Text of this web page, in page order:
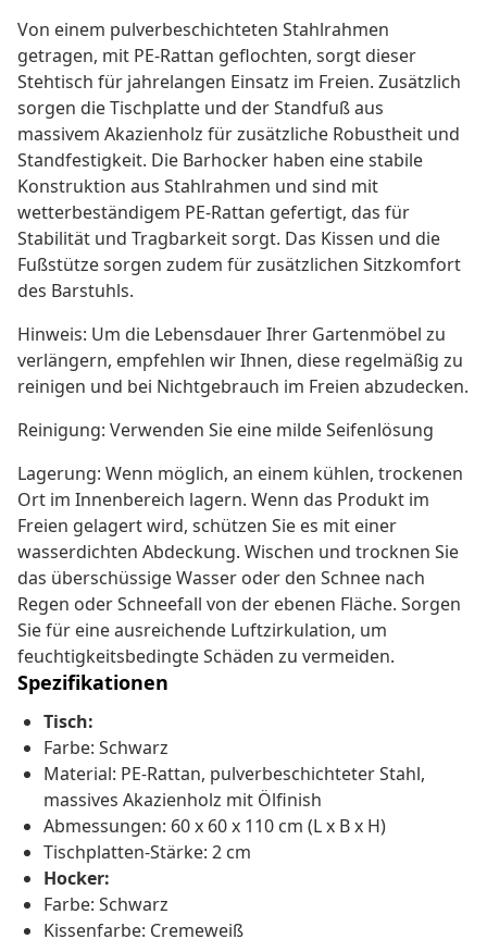
Von einem pulverbeschichteten Stahlrahmen
getragen, mit PE-Rattan geflochten, sorgt dieser
Stehtisch für jahrelangen Einsatz im Freien. Zusätzlich
sorgen die Tischplatte und der Standfuß aus
massivem Akazienholz für zusätzliche Robustheit und
Standfestigkeit. Die Barhocker haben eine stabile
Konstruktion aus Stahlrahmen und sind mit
wetterbeständigem PE-Rattan gefertigt, das für
Stabilität und Tragbarkeit sorgt. Das Kissen und die
Fußstütze sorgen zudem für zusätzlichen Sitzkomfort
des Barstuhls.
Hinweis: Um die Lebensdauer Ihrer Gartenmöbel zu
verlängern, empfehlen wir Ihnen, diese regelmäßig zu
reinigen und bei Nichtgebrauch im Freien abzudecken.
Reinigung: Verwenden Sie eine milde Seifenlösung
Lagerung: Wenn möglich, an einem kühlen, trockenen
Ort im Innenbereich lagern. Wenn das Produkt im
Freien gelagert wird, schützen Sie es mit einer
wasserdichten Abdeckung. Wischen und trocknen Sie
das überschüssige Wasser oder den Schnee nach
Regen oder Schneefall von der ebenen Fläche. Sorgen
Sie für eine ausreichende Luftzirkulation, um
feuchtigkeitsbedingte Schäden zu vermeiden.
Spezifikationen
Tisch:
Farbe: Schwarz
Material: PE-Rattan, pulverbeschichteter Stahl,
massives Akazienholz mit Ölfinish
Abmessungen: 60 x 60 x 110 cm (L x B x H)
Tischplatten-Stärke: 2 cm
Hocker:
Farbe: Schwarz
Kissenfarbe: Cremeweiß